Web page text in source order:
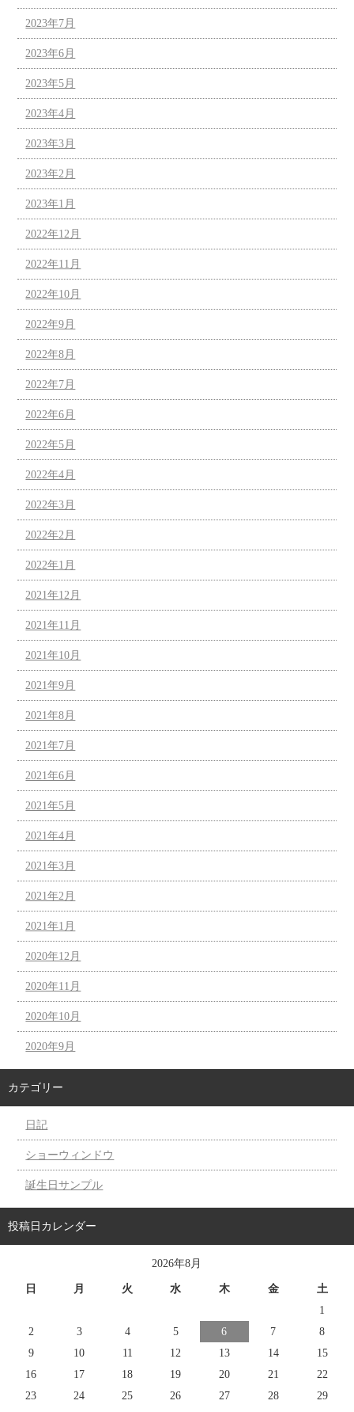
2023年7月
2023年6月
2023年5月
2023年4月
2023年3月
2023年2月
2023年1月
2022年12月
2022年11月
2022年10月
2022年9月
2022年8月
2022年7月
2022年6月
2022年5月
2022年4月
2022年3月
2022年2月
2022年1月
2021年12月
2021年11月
2021年10月
2021年9月
2021年8月
2021年7月
2021年6月
2021年5月
2021年4月
2021年3月
2021年2月
2021年1月
2020年12月
2020年11月
2020年10月
2020年9月
カテゴリー
日記
ショーウィンドウ
誕生日サンプル
投稿日カレンダー
2026年8月
日 月 火 水 木 金
土
1
2
3 4 5 6 7
8
9
10 11 12 13 14
15
16
17 18 19 20 21
22
23
24 25 26 27 28
29